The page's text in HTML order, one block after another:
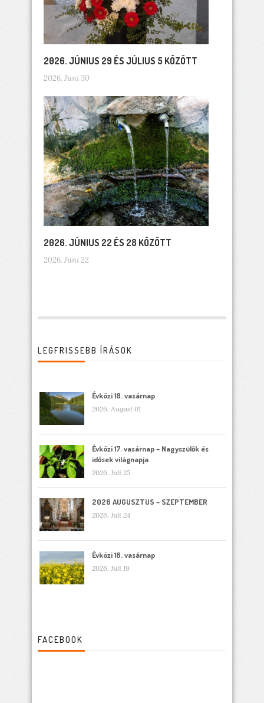
2026. JÚNIUS 29 ÉS JÚLIUS 5 KÖZÖTT
2026. Juni 30
2026. JÚNIUS 22 ÉS 28 KÖZÖTT
2026. Juni 22
LEGFRISSEBB ÍRÁSOK
Évközi 18. vasárnap
2026. August 01
Évközi 17. vasárnap – Nagyszülők és
idősek világnapja
2026. Juli 25
2026 AUGUSZTUS – SZEPTEMBER
2026. Juli 24
Évközi 16. vasárnap
2026. Juli 19
FACEBOOK